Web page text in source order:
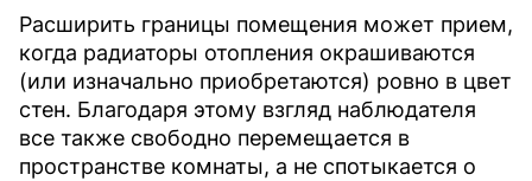
Расширить границы помещения может прием,
когда радиаторы отопления окрашиваются
(или изначально приобретаются) ровно в цвет
стен. Благодаря этому взгляд наблюдателя
все также свободно перемещается в
пространстве комнаты, а не спотыкается о